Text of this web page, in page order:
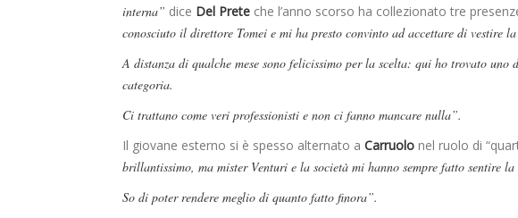
interna” dice Del Prete che l’anno scorso ha collezionato tre
conosciuto il direttore Tomei e mi ha presto convinto ad accettare di vestire
A distanza di qualche mese sono felicissimo per la scelta: qui ho trovato
categoria.
Ci trattano come veri professionisti e non ci fanno mancare nulla”.
Il giovane esterno si è spesso alternato a Carruolo nel ruolo di
brillantissimo, ma mister Venturi e la società mi hanno sempre fatto sentire
So di poter rendere meglio di quanto fatto finora”.